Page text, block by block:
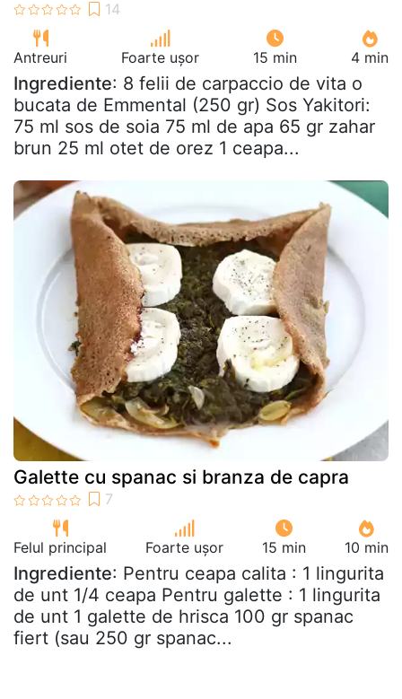
Antreuri Foarte ușor 15 min 4 min
Ingrediente: 8 felii de carpaccio de vita o
bucata de Emmental (250 gr) Sos Yakitori:
75 ml sos de soia 75 ml de apa 65 gr zahar
brun 25 ml otet de orez 1 ceapa...
Galette cu spanac si branza de capra
Felul principal Foarte ușor 15 min 10 min
Ingrediente: Pentru ceapa calita : 1 lingurita
de unt 1/4 ceapa Pentru galette : 1 lingurita
de unt 1 galette de hrisca 100 gr spanac
fiert (sau 250 gr spanac...